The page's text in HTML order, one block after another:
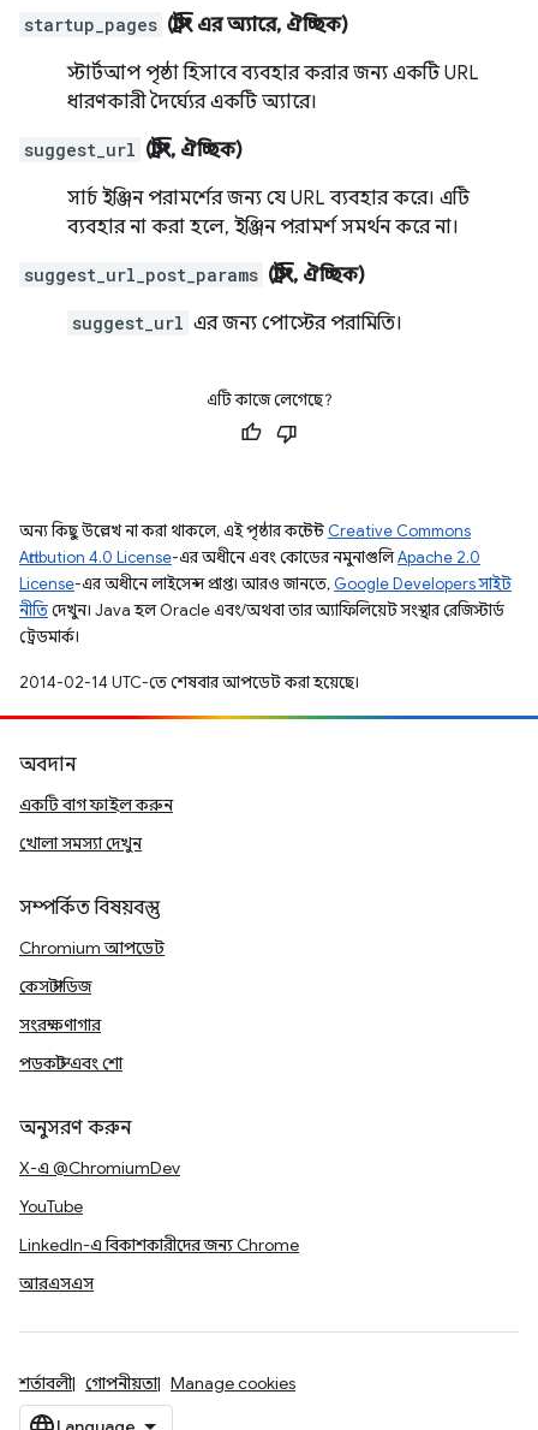
startup_pages (স্ট্রিং এর অ্যারে, ঐচ্ছিক)
স্টার্টআপ পৃষ্ঠা হিসাবে ব্যবহার করার জন্য একটি URL
ধারণকারী দৈর্ঘ্যের একটি অ্যারে।
suggest_url (স্ট্রিং, ঐচ্ছিক)
সার্চ ইঞ্জিন পরামর্শের জন্য যে URL ব্যবহার করে। এটি
ব্যবহার না করা হলে, ইঞ্জিন পরামর্শ সমর্থন করে না।
suggest_url_post_params (স্ট্রিং, ঐচ্ছিক)
suggest_url এর জন্য পোস্টের পরামিতি।
এটি কাজে লেগেছে?
অন্য কিছু উল্লেখ না করা থাকলে, এই পৃষ্ঠার কন্টেন্ট Creative Commons
Attribution 4.0 License-এর অধীনে এবং কোডের নমুনাগুলিApache 2.0
License-এর অধীনে লাইসেন্স প্রাপ্ত। আরও জানতে, Google Developers সাইট
নীতিদেখুন। Java হল Oracle এবং/অথবা তার অ্যাফিলিয়েট সংস্থার রেজিস্টার্ড
ট্রেডমার্ক।
2014-02-14 UTC-তে শেষবার আপডেট করা হয়েছে।
অবদান
একটি বাগ ফাইল করুন
খোলা সমস্যা দেখুন
সম্পর্কিত বিষয়বস্তু
Chromium আপডেট
কেস স্টাডিজ
সংরক্ষণাগার
পডকাস্ট এবং শো
অনুসরণ করুন
X-এ @ChromiumDev
YouTube
LinkedIn-এ বিকাশকারীদের জন্য Chrome
আরএসএস
শর্তাবলী গোপনীয়তা Manage cookies